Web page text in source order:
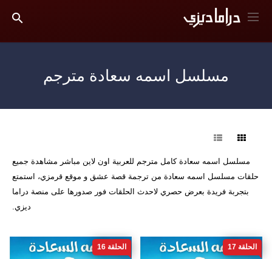
مسلسل اسمه سعادة مترجم
مسلسل اسمه سعادة كامل مترجم للعربية اون لاين مباشر مشاهدة جميع
حلقات مسلسل اسمه سعادة من ترجمة قصة عشق و موقع قرمزي، استمتع
بتجربة فريدة بعرض حصري لاحدث الحلقات فور صدورها على منصة دراما
ديزي.
الحلقة 17 الحلقة 16